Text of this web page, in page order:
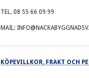
TEL. 08 55 66 09 99
MAIL:
KÖPEVILLKOR, FRAKT OCH